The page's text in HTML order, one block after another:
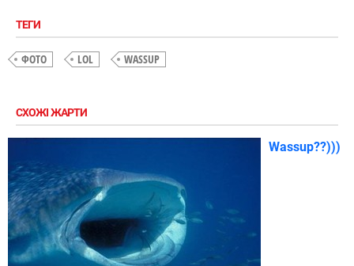
ТЕГИ
ФОТО LOL WASSUP
СХОЖІ ЖАРТИ
Wassup??)))